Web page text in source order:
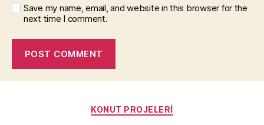
Save my name, email, and website in this browser for the
next time I comment.
Categories
KONUT PROJELERI